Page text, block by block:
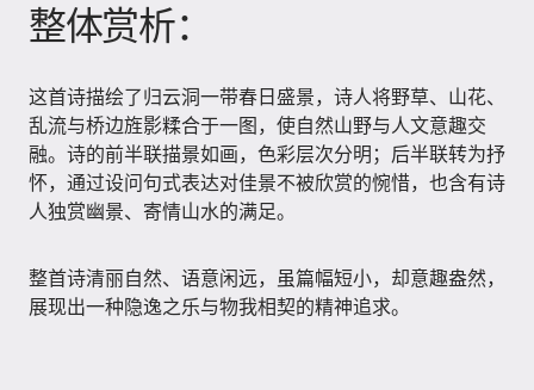
整体赏析：
这首诗描绘了归云洞一带春日盛景，诗人将野草、山花、
乱流与桥边旌影糅合于一图，使自然山野与人文意趣交
融。诗的前半联描景如画，色彩层次分明；后半联转为抒
怀，通过设问句式表达对佳景不被欣赏的惋惜，也含有诗
人独赏幽景、寄情山水的满足。
整首诗清丽自然、语意闲远，虽篇幅短小，却意趣盎然，
展现出一种隐逸之乐与物我相契的精神追求。